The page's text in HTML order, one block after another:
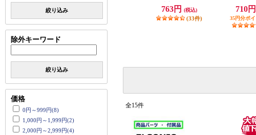
絞り込み
除外キーワード
絞り込み
価格
0円～999円(8)
1,000円～1,999円(2)
2,000円～2,999円(4)
763円 (税込)
(33件)
710円
35円分ポ
全15件